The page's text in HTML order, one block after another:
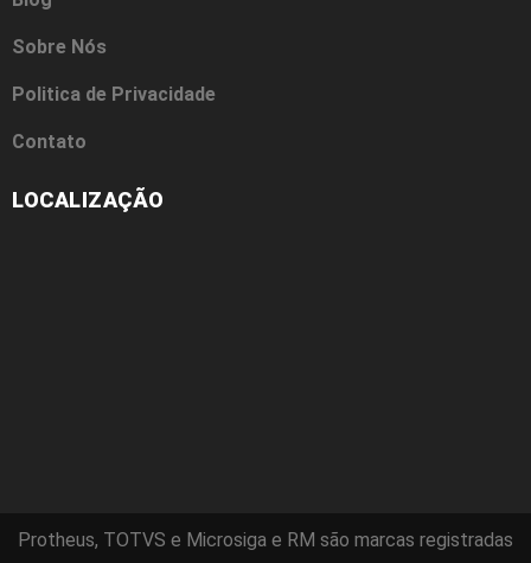
Sobre Nós
Politica de Privacidade
Contato
LOCALIZAÇÃO
Protheus, TOTVS e Microsiga e RM são marcas registradas